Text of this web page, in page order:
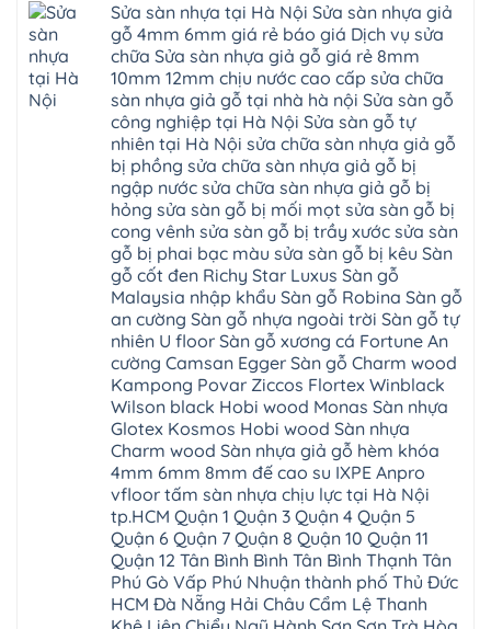
quốc
đông
phòng
xuyên
đống
giang
Đồng
Dương
Đồng
Khánh
Phượng
Thuận
Tràng
Đổng
Phòng
Đông
Phúc
Thịnh
Thiên
Quảng
Thanh
Thượng
Phúc
Thường
Chương
Dương
Hồng
Xuyên
Phượng
Chuyên
Nẵng
Xuyên
Thanh
Minh
Hưng
Nghệ
Thiên
nhựa
nhựa
composite
Xuân
Đông
Ngạc
Quảng
Thượng
Xuân
Phương
Nẵng
Long
Hưng
Hưng
Đông
Quảng
Dương
Nghĩa
khóa
glotex
4mm
6mm
nhiêu
nhựa
charm
wood
hobiwood
kosmos
fukione
wilson
4mm
6mm
chống
nước
Xuyên
Phượng
Chuyên
Sửa sàn nhựa tại Hà Nội Sửa sàn nhựa giả
gỗ 4mm 6mm giá rẻ báo giá Dịch vụ sửa
chữa Sửa sàn nhựa giả gỗ giá rẻ 8mm
10mm 12mm chịu nước cao cấp sửa chữa
sàn nhựa giả gỗ tại nhà hà nội Sửa sàn gỗ
công nghiệp tại Hà Nội Sửa sàn gỗ tự
nhiên tại Hà Nội sửa chữa sàn nhựa giả gỗ
bị phồng sửa chữa sàn nhựa giả gỗ bị
ngập nước sửa chữa sàn nhựa giả gỗ bị
hỏng sửa sàn gỗ bị mối mọt sửa sàn gỗ bị
cong vênh sửa sàn gỗ bị trầy xước sửa sàn
gỗ bị phai bạc màu sửa sàn gỗ bị kêu Sàn
gỗ cốt đen Richy Star Luxus Sàn gỗ
Malaysia nhập khẩu Sàn gỗ Robina Sàn gỗ
an cường Sàn gỗ nhựa ngoài trời Sàn gỗ tự
nhiên U floor Sàn gỗ xương cá Fortune An
cường Camsan Egger Sàn gỗ Charm wood
Kampong Povar Ziccos Flortex Winblack
Wilson black Hobi wood Monas Sàn nhựa
Glotex Kosmos Hobi wood Sàn nhựa
Charm wood Sàn nhựa giả gỗ hèm khóa
4mm 6mm 8mm đế cao su IXPE Anpro
vfloor tấm sàn nhựa chịu lực tại Hà Nội
tp.HCM Quận 1 Quận 3 Quận 4 Quận 5
Quận 6 Quận 7 Quận 8 Quận 10 Quận 11
Quận 12 Tân Bình Bình Tân Bình Thạnh Tân
Phú Gò Vấp Phú Nhuận thành phố Thủ Đức
HCM Đà Nẵng Hải Châu Cẩm Lệ Thanh